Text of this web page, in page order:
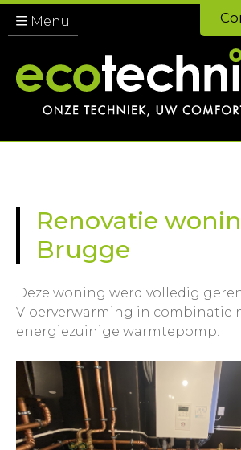
Menu
Renovatie
Brugge
Deze woning werd volledig
Vloerverwarming in combinatie
energiezuinige warmtepomp.